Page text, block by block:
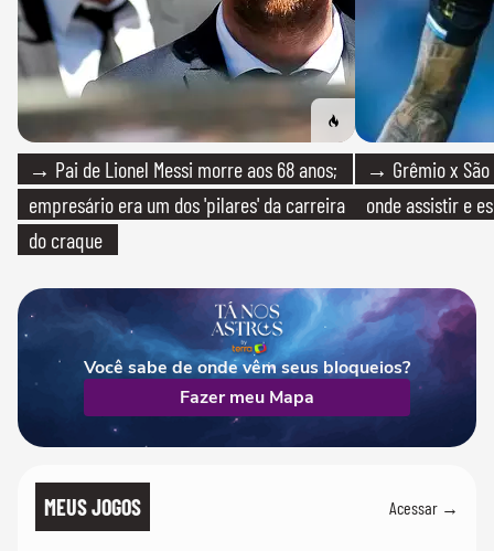
→ Pai de Lionel Messi morre aos 68 anos;
empresário era um dos 'pilares' da carreira
do craque
→ Grêmio x São
onde assistir e
Você sabe de onde vêm seus bloqueios?
Fazer meu Mapa
MEUS JOGOS Acessar →